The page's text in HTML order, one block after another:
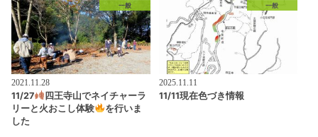
一般
2021.11.28
11/27
四王寺山でネイチャーラ
リーと火おこし体験
を行いま
した
一般
2025.11.11
11/11現在色づき情報